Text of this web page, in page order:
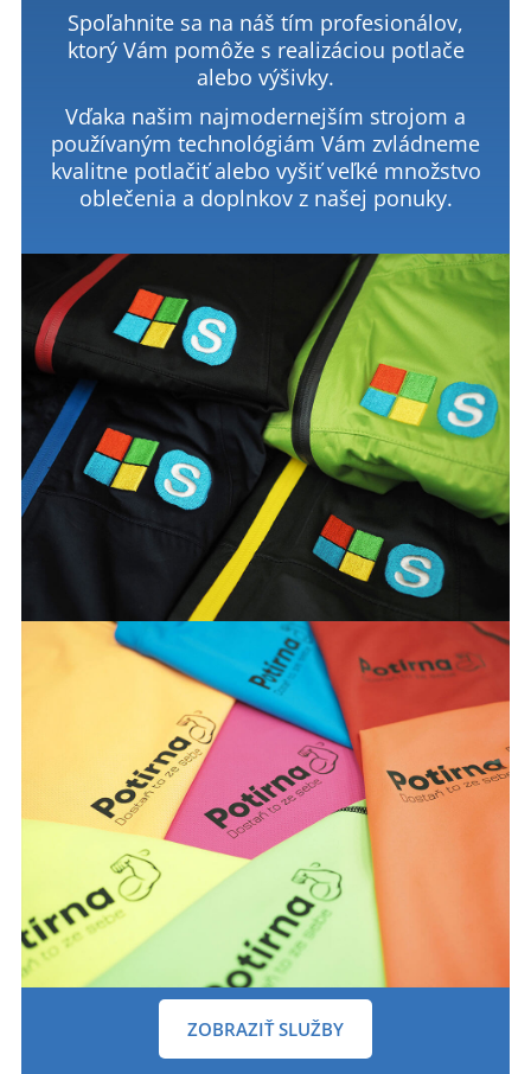
Spoľahnite sa na náš tím profesionálov,
ktorý Vám pomôže s realizáciou potlače
alebo výšivky.
Vďaka našim najmodernejším strojom a
používaným technológiám Vám zvládneme
kvalitne potlačiť alebo vyšiť veľké množstvo
oblečenia a doplnkov z našej ponuky.
ZOBRAZIŤ SLUŽBY